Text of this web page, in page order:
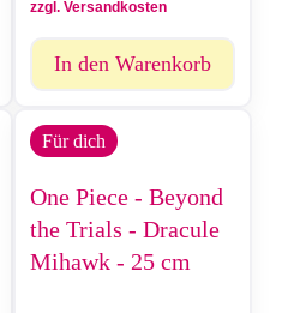
zzgl. Versandkosten
In den Warenkorb
Für dich
One Piece - Beyond
the Trials - Dracule
Mihawk - 25 cm